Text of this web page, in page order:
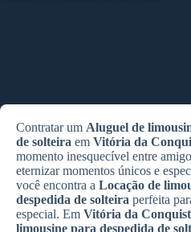
Contratar um Aluguel de
de solteira em Vitória da
momento inesquecível entre
eternizar momentos únicos e
você encontra a Locação de
despedida de solteira perfeita
especial. Em Vitória da
limousine para despedida de